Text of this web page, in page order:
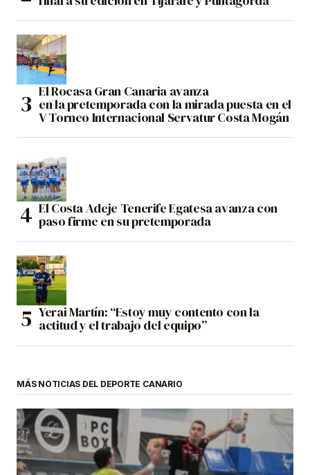
El Rocasa Gran Canaria avanza
en la pretemporada con la mirada puesta en el
V Torneo Internacional Servatur Costa Mogán
El Costa Adeje Tenerife Egatesa avanza con
paso firme en su pretemporada
Yerai Martín: “Estoy muy contento con la
actitud y el trabajo del equipo”
MÁS NOTICIAS DEL DEPORTE CANARIO